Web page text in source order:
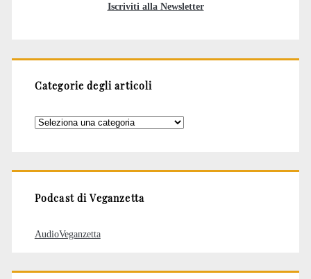
Iscriviti alla Newsletter
Categorie degli articoli
Categorie
Podcast di Veganzetta
AudioVeganzetta